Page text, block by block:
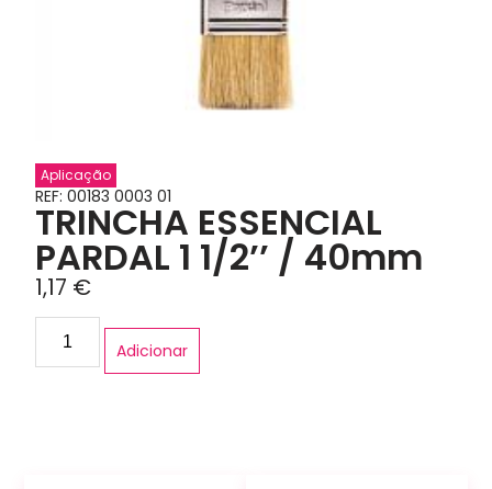
Aplicação
REF: 00183 0003 01
TRINCHA ESSENCIAL
PARDAL 1 1/2’’ / 40mm
1,17 €
Adicionar